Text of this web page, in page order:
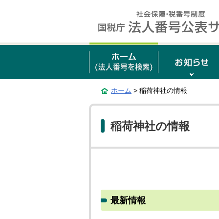
ホーム > 稲荷神社の情報
稲荷神社の情報
最新情報